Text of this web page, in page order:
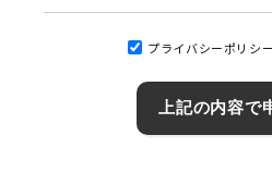
プライバシーポリシ